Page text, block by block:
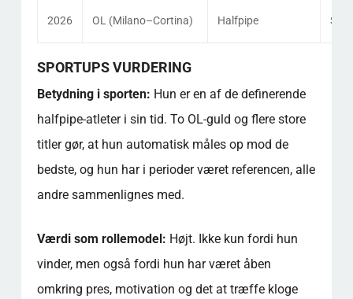
2026 OL (Milano–Cortina) Halfpipe
SPORTUPS VURDERING
Betydning i sporten: Hun er en af de definerende
halfpipe-atleter i sin tid. To OL-guld og flere store
titler gør, at hun automatisk måles op mod de
bedste, og hun har i perioder været referencen, alle
andre sammenlignes med.
Værdi som rollemodel: Højt. Ikke kun fordi hun
vinder, men også fordi hun har været åben
omkring pres, motivation og det at træffe kloge